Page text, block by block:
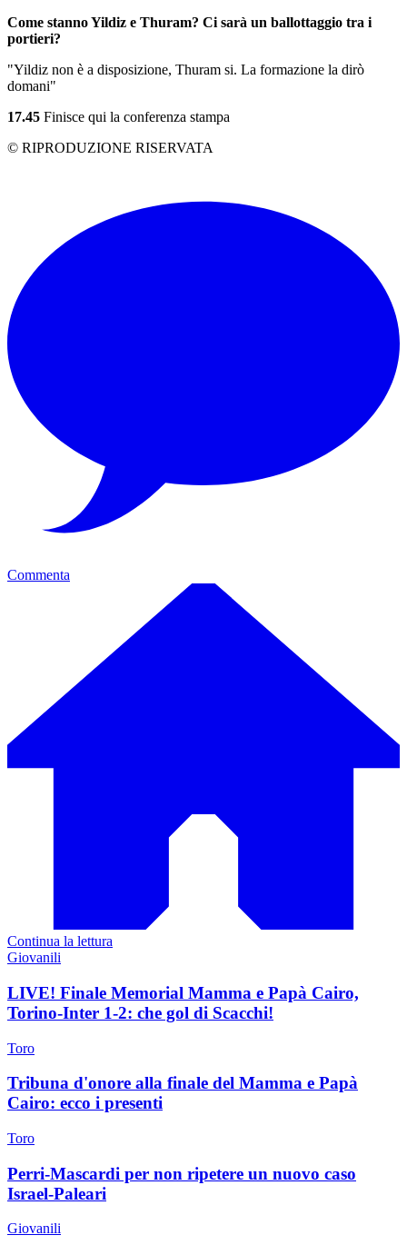
Come stanno Yildiz e Thuram? Ci sarà un ballottaggio tra i
portieri?
"Yildiz non è a disposizione, Thuram si. La formazione la dirò
domani"
17.45 Finisce qui la conferenza stampa
© RIPRODUZIONE RISERVATA
Commenta
Continua la lettura
Giovanili
LIVE! Finale Memorial Mamma e Papà Cairo,
Torino-Inter 1-2: che gol di Scacchi!
Toro
Tribuna d'onore alla finale del Mamma e Papà
Cairo: ecco i presenti
Toro
Perri-Mascardi per non ripetere un nuovo caso
Israel-Paleari
Giovanili